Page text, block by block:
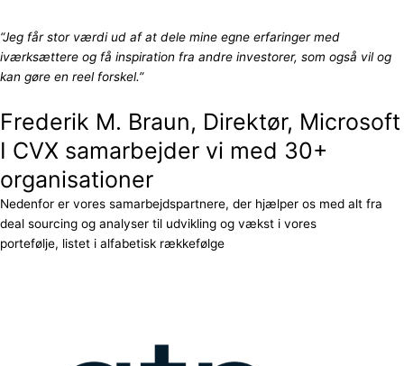
“Jeg får stor værdi ud af at dele mine egne erfaringer med
iværksættere og få inspiration fra andre investorer, som også vil og
kan gøre en reel forskel.”
Frederik M. Braun, Direktør, Microsoft
I CVX samarbejder vi med 30+
organisationer
Nedenfor er vores samarbejdspartnere, der hjælper os med alt fra
deal sourcing og analyser til udvikling og vækst i vores
portefølje, listet i alfabetisk rækkefølge